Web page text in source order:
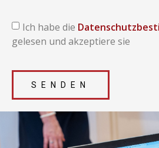
Ich habe die
gelesen und akzeptiere sie
SENDEN